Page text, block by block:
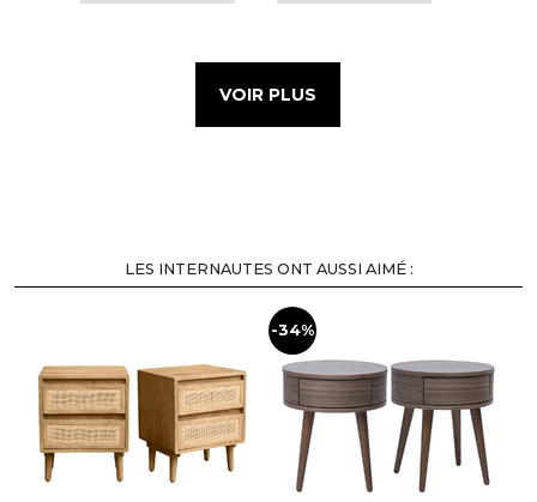
VOIR PLUS
LES INTERNAUTES ONT AUSSI AIMÉ :
-34%